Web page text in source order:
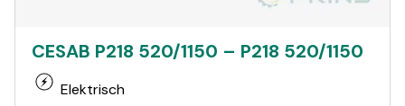
CESAB P218 520/1150 – P218 520/1150
Elektrisch